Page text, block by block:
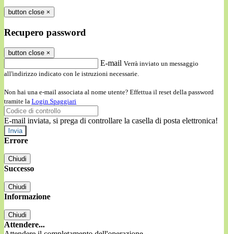
button close ×
Recupero password
button close ×
E-mail Verrà inviato un messaggio
all'indirizzo indicato con le istruzioni necessarie.
Non hai una e-mail associata al nome utente? Effettua il reset della password
tramite la Login Spaggiari
E-mail inviata, si prega di controllare la casella di posta elettronica!
Errore
Chiudi
Successo
Chiudi
Informazione
Chiudi
Attendere...